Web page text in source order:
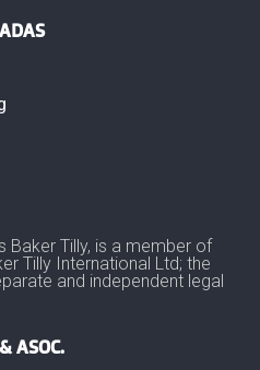
Baker Tilly, is a member of
Tilly International Ltd; the
and independent legal
ASOC.